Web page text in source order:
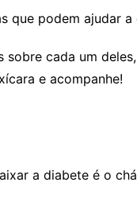
que podem ajudar
sobre cada um
e acompanhe!
a diabete é o